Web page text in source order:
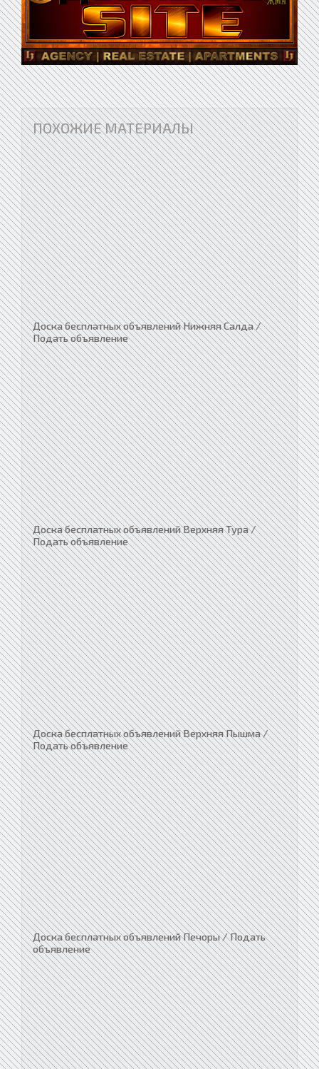
ПОХОЖИЕ МАТЕРИАЛЫ
Доска бесплатных объявлений Нижняя Салда /
Подать объявление
Доска бесплатных объявлений Верхняя Тура /
Подать объявление
Доска бесплатных объявлений Верхняя Пышма /
Подать объявление
Доска бесплатных объявлений Печоры / Подать
объявление